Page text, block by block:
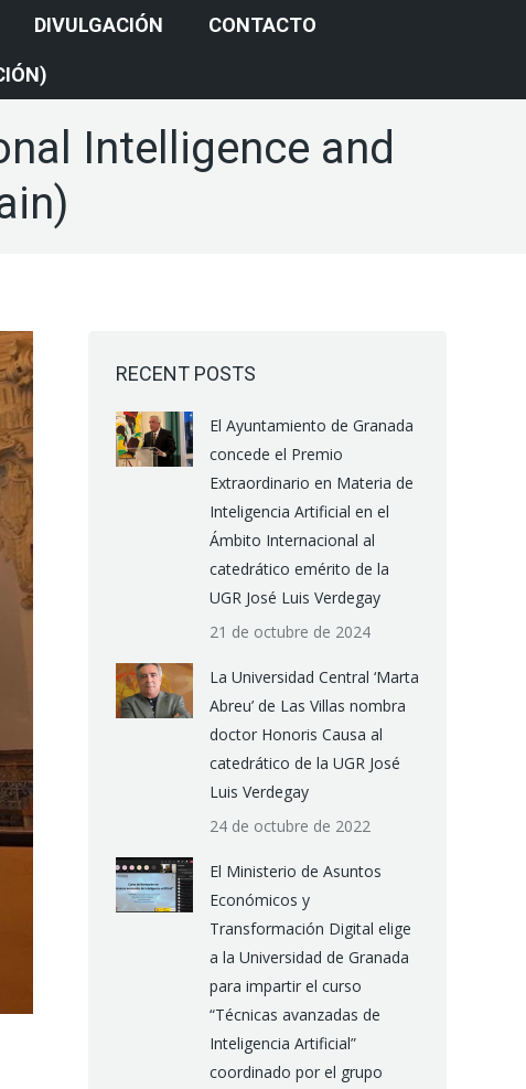
DIVULGACIÓN CONTACTO
Intelligence and
RECENT POSTS
El Ayuntamiento de Granada
concede el Premio
Extraordinario en Materia de
Inteligencia Artificial en el
Ámbito Internacional al
catedrático emérito de la
UGR José Luis Verdegay
21 de octubre de 2024
La Universidad Central ‘Marta
Abreu’ de Las Villas nombra
doctor Honoris Causa al
catedrático de la UGR José
Luis Verdegay
24 de octubre de 2022
El Ministerio de Asuntos
Económicos y
Transformación Digital elige
a la Universidad de Granada
para impartir el curso
“Técnicas avanzadas de
Inteligencia Artificial”
coordinado por el grupo